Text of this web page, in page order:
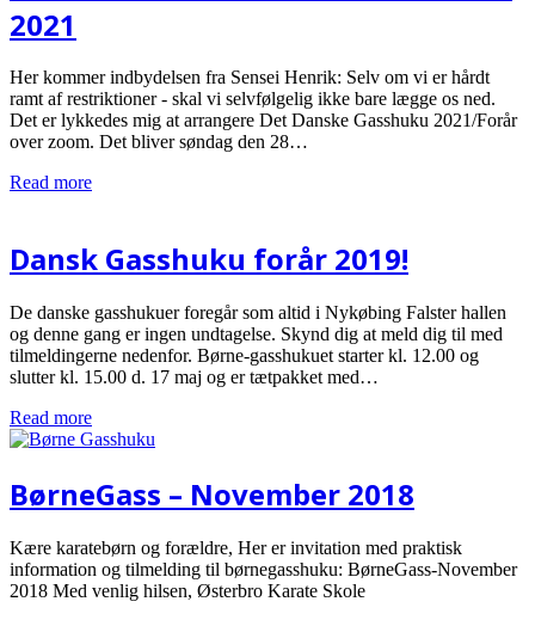
2021
Her kommer indbydelsen fra Sensei Henrik: Selv om vi er hårdt
ramt af restriktioner - skal vi selvfølgelig ikke bare lægge os ned.
Det er lykkedes mig at arrangere Det Danske Gasshuku 2021/Forår
over zoom. Det bliver søndag den 28…
Read more
Dansk Gasshuku forår 2019!
De danske gasshukuer foregår som altid i Nykøbing Falster hallen
og denne gang er ingen undtagelse. Skynd dig at meld dig til med
tilmeldingerne nedenfor. Børne-gasshukuet starter kl. 12.00 og
slutter kl. 15.00 d. 17 maj og er tætpakket med…
Read more
BørneGass – November 2018
Kære karatebørn og forældre, Her er invitation med praktisk
information og tilmelding til børnegasshuku: BørneGass-November
2018 Med venlig hilsen, Østerbro Karate Skole